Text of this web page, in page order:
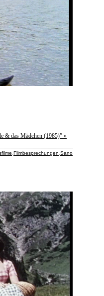
& das Mädchen (1985)” »
Filmbesprechungen Sano